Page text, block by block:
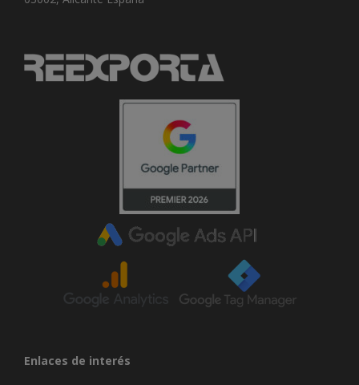
Enlaces de interés